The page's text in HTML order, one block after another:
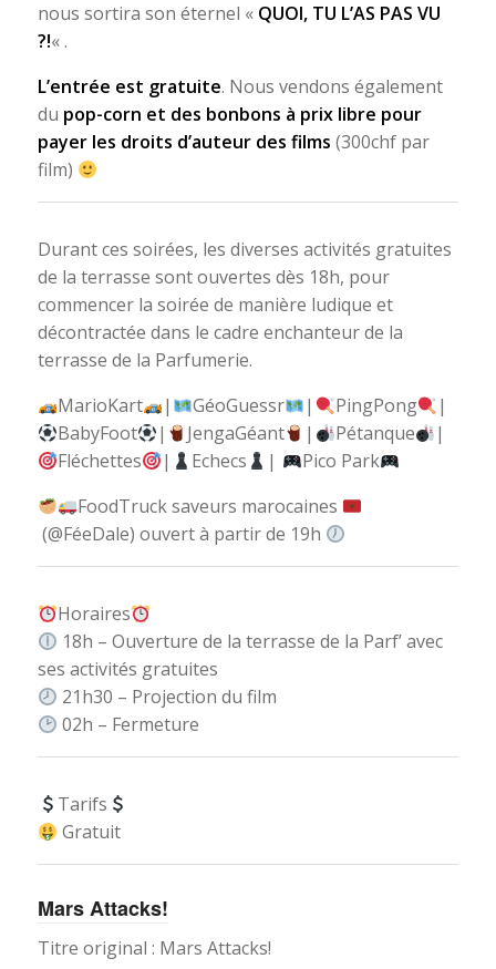
nous sortira son éternel « QUOI, TU L’AS PAS VU
?!« .
L’entrée est gratuite. Nous vendons également
du pop-corn et des bonbons à prix libre pour
payer les droits d’auteur des films (300chf par
film)
Durant ces soirées, les diverses activités gratuites
de la terrasse sont ouvertes dès 18h, pour
commencer la soirée de manière ludique et
décontractée dans le cadre enchanteur de la
terrasse de la Parfumerie.
MarioKart
| GéoGuessr | PingPong
|
BabyFoot
| JengaGéant | Pétanque
|
Fléchettes
| Echecs |
Pico Park
FoodTruck saveurs marocaines
(@FéeDale) ouvert à partir de 19h
Horaires
18h – Ouverture de la terrasse de la Parf’ avec
ses activités gratuites
21h30 – Projection du film
02h – Fermeture
Tarifs
Gratuit
Mars Attacks!
Titre original : Mars Attacks!